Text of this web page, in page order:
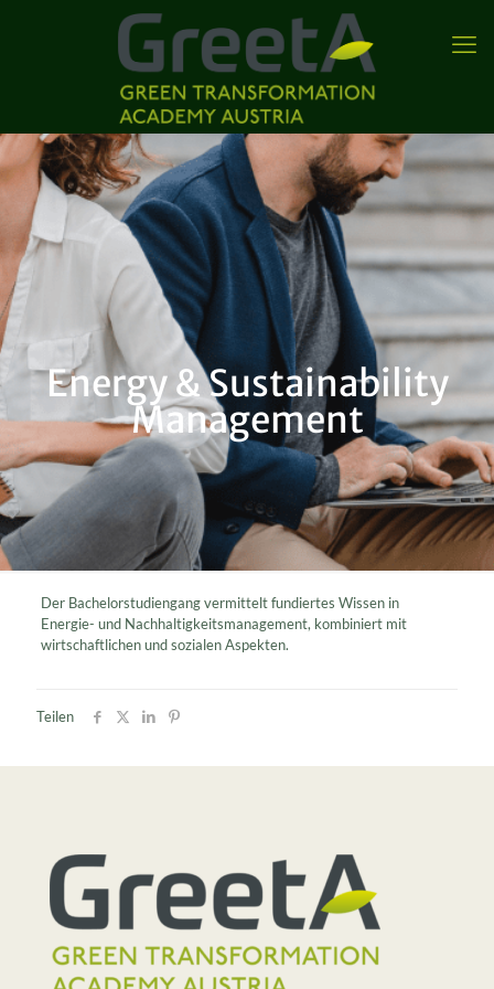
Energy & Sustainability
Management
Der Bachelorstudiengang vermittelt fundiertes Wissen in
Energie- und Nachhaltigkeitsmanagement, kombiniert mit
wirtschaftlichen und sozialen Aspekten.
Teilen